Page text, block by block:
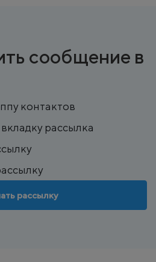
сообщение в
контактов
рассылка
рассылку